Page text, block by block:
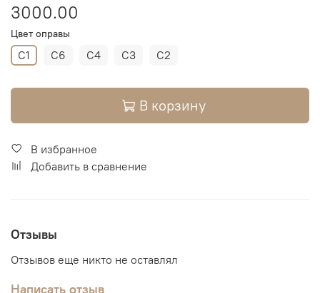
3000.00
Цвет оправы
C1 C6 C4 C3 C2
В корзину
В избранное
Добавить в сравнение
Отзывы
Отзывов еще никто не оставлял
Написать отзыв